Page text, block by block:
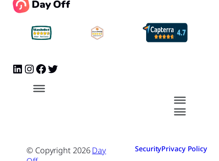
© Copyright2026Day
SecurityPrivacy Policy